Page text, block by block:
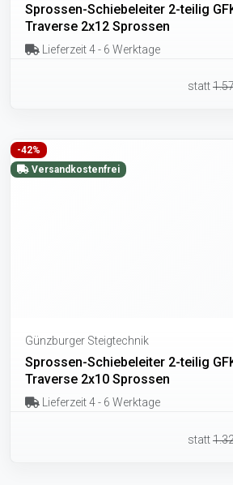
Sprossen-Schiebeleiter 2-teilig
Traverse 2x12 Sprossen
Lieferzeit 4 - 6 Werktage
statt
-42%
Versandkostenfrei
Günzburger Steigtechnik
Sprossen-Schiebeleiter 2-teilig
Traverse 2x10 Sprossen
Lieferzeit 4 - 6 Werktage
statt